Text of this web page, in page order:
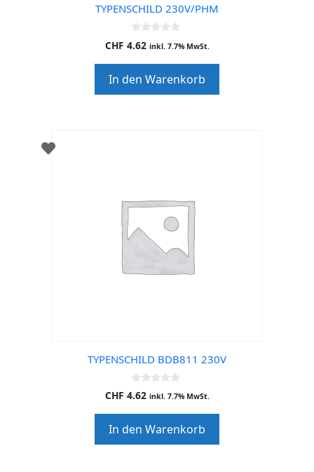
TYPENSCHILD 230V/PHM
0
o
o
f
5
CHF 4.62 inkl. 7.7% MwSt.
In den Warenkorb
TYPENSCHILD BDB811 230V
0
o
o
f
5
CHF 4.62 inkl. 7.7% MwSt.
In den Warenkorb